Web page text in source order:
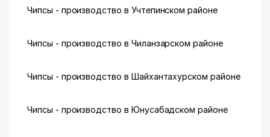
Чипсы - производство в Учтепинском районе
Чипсы - производство в Чиланзарском районе
Чипсы - производство в Шайхантахурском районе
Чипсы - производство в Юнусабадском районе